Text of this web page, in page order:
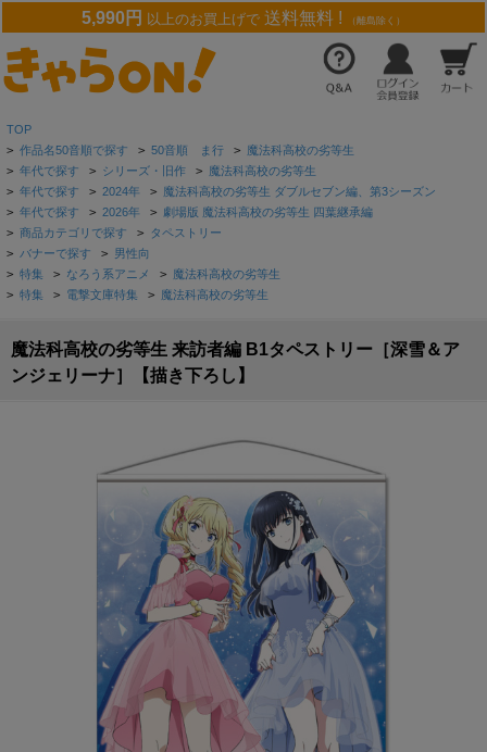
5,990円 以上のお買上げで 送料無料 ! （離島除く）
TOP
> 作品名50音順で探す > 50音順 ま行 > 魔法科高校の劣等生
> 年代で探す > シリーズ・旧作 > 魔法科高校の劣等生
> 年代で探す > 2024年 > 魔法科高校の劣等生 ダブルセブン編、第3シーズン
> 年代で探す > 2026年 > 劇場版 魔法科高校の劣等生 四葉継承編
> 商品カテゴリで探す > タペストリー
> バナーで探す > 男性向
> 特集 > なろう系アニメ > 魔法科高校の劣等生
> 特集 > 電撃文庫特集 > 魔法科高校の劣等生
魔法科高校の劣等生 来訪者編 B1タペストリー［深雪＆ア
ンジェリーナ］【描き下ろし】